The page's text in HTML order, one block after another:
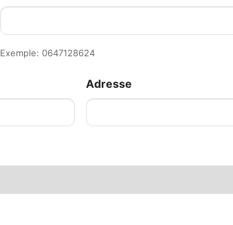
Exemple: 0647128624
Adresse